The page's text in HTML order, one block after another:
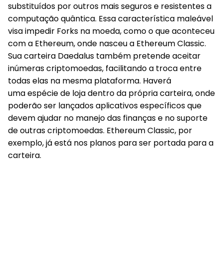
substituídos por outros mais seguros e resistentes a
computação quântica. Essa característica maleável
visa impedir Forks na moeda, como o que aconteceu
com a Ethereum, onde nasceu a Ethereum Classic.
Sua carteira Daedalus também pretende aceitar
inúmeras criptomoedas, facilitando a troca entre
todas elas na mesma plataforma. Haverá
uma espécie de loja dentro da própria carteira, onde
poderão ser lançados aplicativos específicos que
devem ajudar no manejo das finanças e no suporte
de outras criptomoedas. Ethereum Classic, por
exemplo, já está nos planos para ser portada para a
carteira.